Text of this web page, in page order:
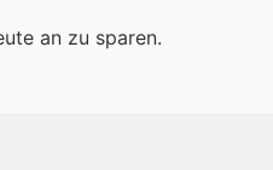
an zu sparen.